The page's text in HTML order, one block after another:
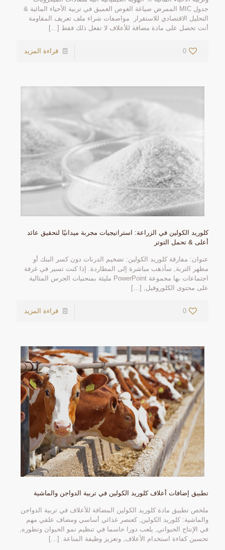
جدول MIC الممرض صياغة الغوص العميق في تربية الأحياء المائية &
التحليل الاقتصادي للاستقرار ️ مواصفات شراء ملف تعريف المقاومة
أنت تحصل على مادة مضافة للأعلاف لا تفعل ذلك فقط […]
0 قراءة المزيد
كلوريد الكولين في الزراعة: استراتيجيات مجربة ميدانيًا لتحقيق عائد
أعلى & تحمل التوتر
عنوان: مفارقة كلوريد الكولين: تضخيم الدرنات دون كسر البنك أو
مظهر التربة, سأذهب مباشرة إلى المطاردة. إذا كنت تسير في غرفة
اجتماعات بها مجموعة PowerPoint مليئة بمنحنيات الجرس المثالية
على محتوى الكلوروفيل, […]
0 قراءة المزيد
تطبيق إضافات أعلاف كلوريد الكولين في تربية الدواجن والماشية
ملخص تطبيق مادة كلوريد الكولين المضافة للأعلاف في تربية الدواجن
والماشية: كلوريد الكولين, كعنصر غذائي أساسي ومضاف علفي مهم
في الإنتاج الحيواني, يلعب دورا حاسما في تنظيم نمو الحيوان وتطوره,
تحسين كفاءة استخدام الأعلاف, وتعزيز وظيفة المناعة.
[…]